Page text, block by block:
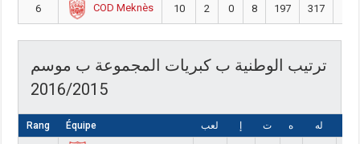
6 COD Meknès 10 2 0 8 197 317
ترتيب الوطنية ب كبريات المجموعة ب موسم
2016/2015
Rang Équipe لعب ت ه له